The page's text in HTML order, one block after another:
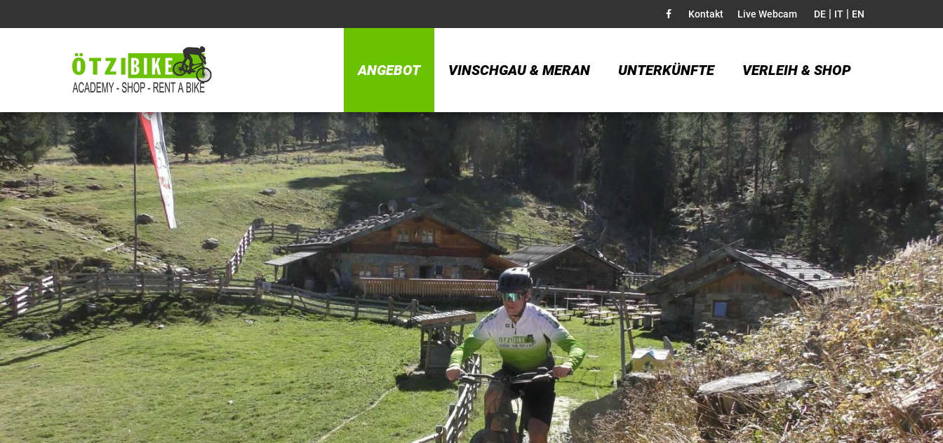
Kontakt Live Webcam DE | IT | EN
ANGEBOT VINSCHGAU & MERAN UNTERKÜNFTE VERLEIH & SHOP